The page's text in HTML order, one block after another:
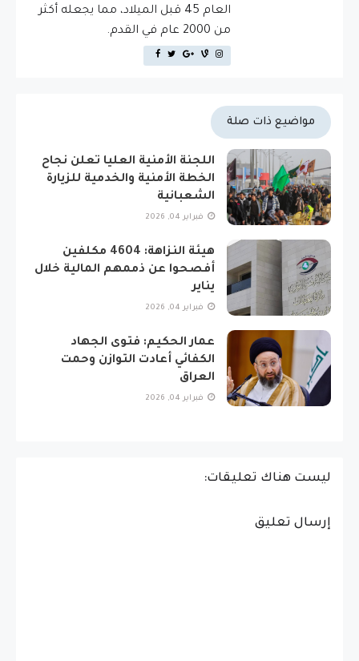
العام 45 قبل الميلاد، مما يجعله أكثر
من 2000 عام في القدم.
مواضيع ذات صلة
اللجنة الأمنية العليا تعلن نجاح
الخطة الأمنية والخدمية للزيارة
الشعبانية
فبراير 04, 2026
هيئة النزاهة: 4604 مكلفين
أفصحوا عن ذممهم المالية خلال
يناير
فبراير 04, 2026
عمار الحكيم: فتوى الجهاد
الكفائي أعادت التوازن وحمت
العراق
فبراير 04, 2026
ليست هناك تعليقات:
إرسال تعليق